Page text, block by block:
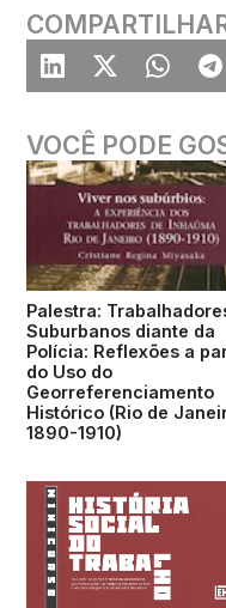
VOCÊ PODE
Palestra:
Suburbanos diante da
Polícia: Reflexões a
do Uso do
Georreferenciamento
Histórico (Rio de
1890-1910)